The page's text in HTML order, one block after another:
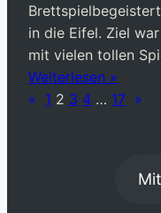
in die Eifel. Ziel
mit vielen tollen
Weiterlesen »
« 1 2 3 4 … 17 »